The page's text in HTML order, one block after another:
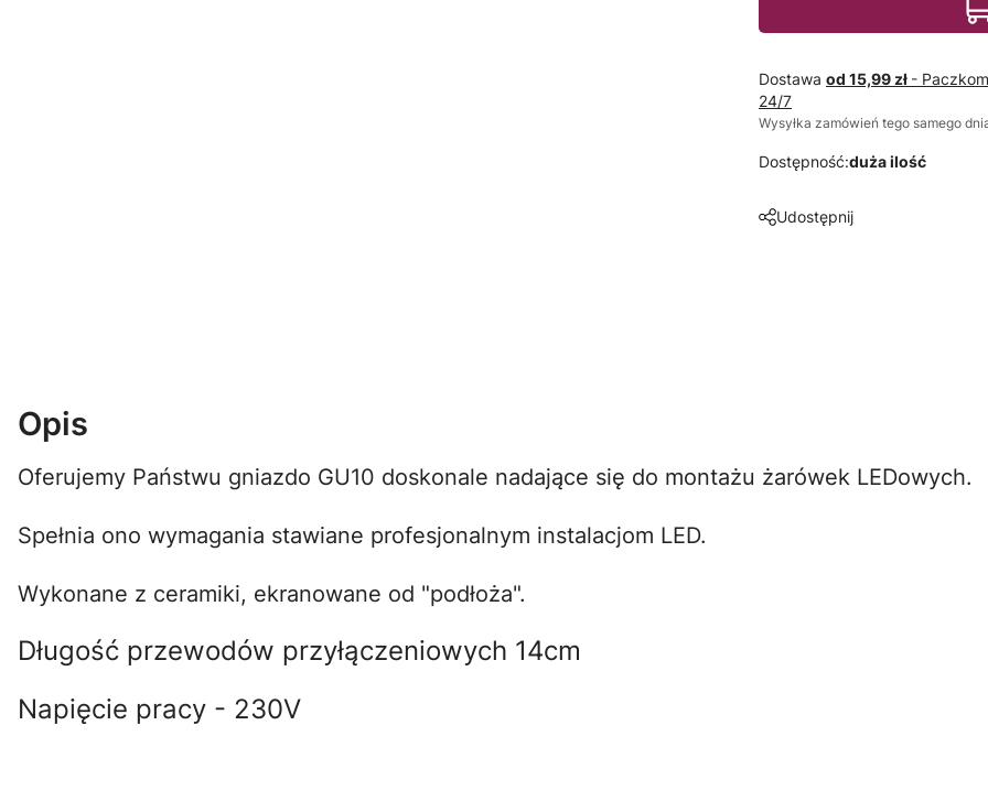
Dostawa od 15,99 zł -
24/7
Wysyłka zamówień tego samego
Dostępność:duża ilość
Udostępnij
Opis
Oferujemy Państwu gniazdo GU10 doskonale nadające się do montażu żarówek LEDowych.
Spełnia ono wymagania stawiane profesjonalnym instalacjom LED.
Wykonane z ceramiki, ekranowane od "podłoża".
Długość przewodów przyłączeniowych 14cm
Napięcie pracy - 230V